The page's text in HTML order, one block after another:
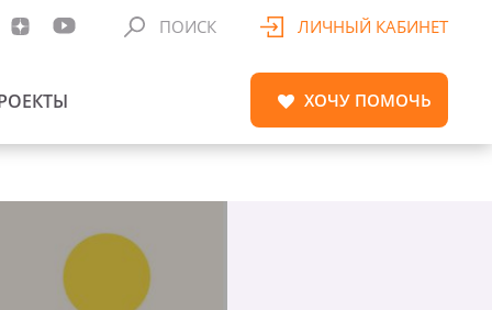
ПОИСК ЛИЧНЫЙ КАБИНЕТ
ХОЧУ ПОМОЧЬ